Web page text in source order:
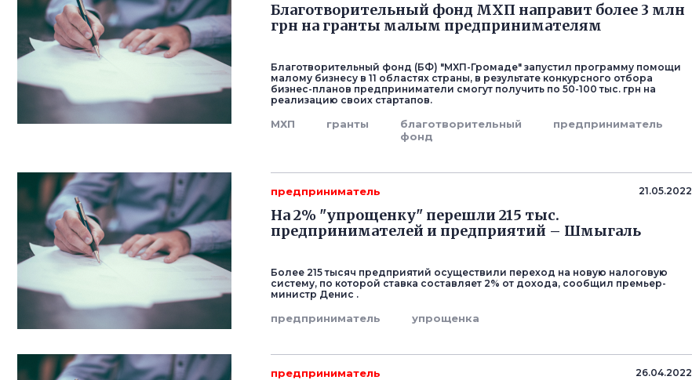
Благотворительный фонд МХП направит более 3 млн
грн на гранты малым предпринимателям
Благотворительный фонд (БФ) "МХП-Громаде" запустил программу помощи
малому бизнесу в 11 областях страны, в результате конкурсного отбора
бизнес-планов предприниматели смогут получить по 50-100 тыс. грн на
реализацию своих стартапов.
МХП гранты
благотворительный
фонд
предприниматель
предприниматель 21.05.2022
На 2% "упрощенку" перешли 215 тыс.
предпринимателей и предприятий – Шмыгаль
Более 215 тысяч предприятий осуществили переход на новую налоговую
систему, по которой ставка составляет 2% от дохода, сообщил премьер-
министр Денис .
предприниматель упрощенка
предприниматель 26.04.2022